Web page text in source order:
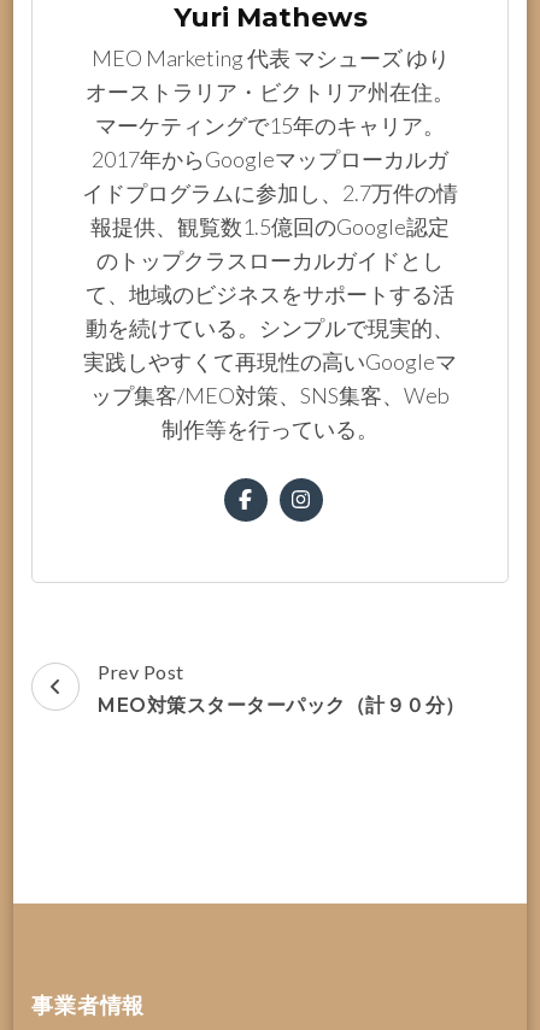
Yuri Mathews
MEO Marketing 代表 マシューズ ゆり
オーストラリア・ビクトリア州在住。
マーケティングで15年のキャリア。
2017年からGoogleマップローカルガ
イドプログラムに参加し、2.7万件の情
報提供、観覧数1.5億回のGoogle認定
のトップクラスローカルガイドとし
て、地域のビジネスをサポートする活
動を続けている。シンプルで現実的、
実践しやすくて再現性の高いGoogleマ
ップ集客/MEO対策、SNS集客、Web
制作等を行っている。
Post
Navigation
Prev Post
MEO対策スターターパック（計９０分）
事業者情報